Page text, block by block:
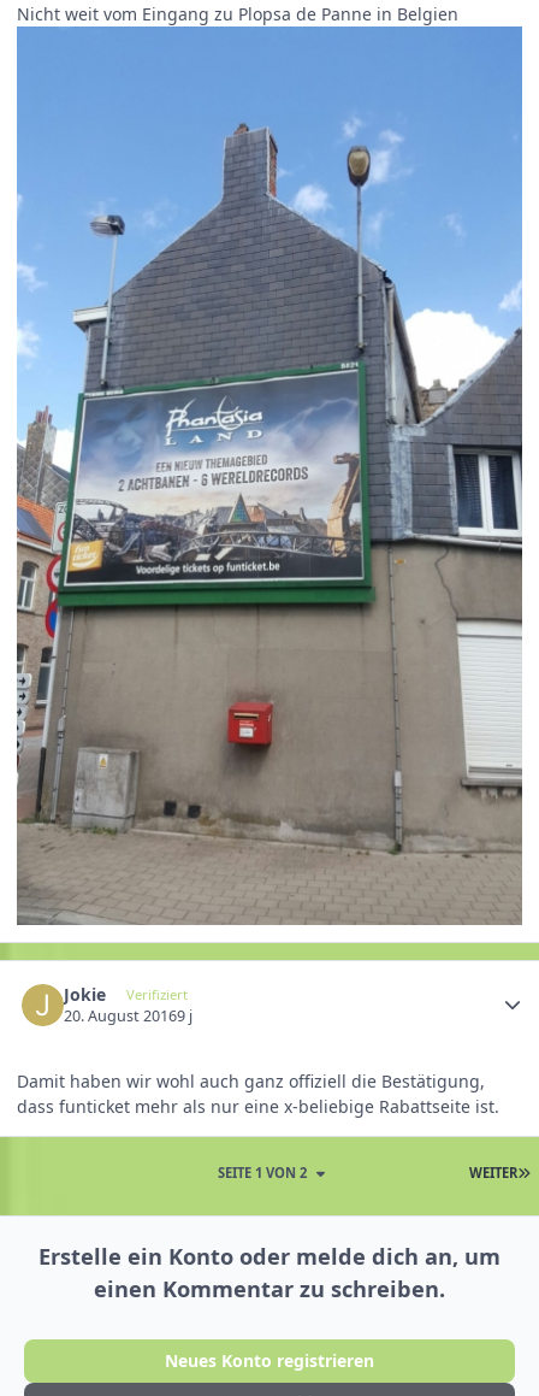
Nicht weit vom Eingang zu Plopsa de Panne in Belgien
Jokie Verifiziert
20. August 20169 j
Damit haben wir wohl auch ganz offiziell die Bestätigung,
dass funticket mehr als nur eine x-beliebige Rabattseite ist.
WEITER
SEITE 1 VON 2
Erstelle ein Konto oder melde dich an, um
einen Kommentar zu schreiben.
Neues Konto registrieren